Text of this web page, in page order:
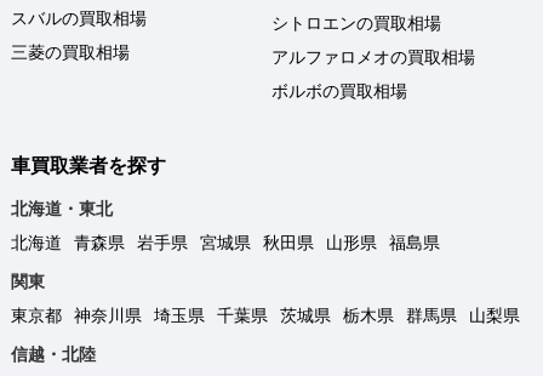
スバルの買取相場
三菱の買取相場
シトロエンの買取相場
アルファロメオの買取相場
ボルボの買取相場
車買取業者を探す
北海道・東北
北海道
青森県 岩手県 宮城県 秋田県 山形県
福島県
関東
東京都
神奈川県 埼玉県 千葉県 茨城県 栃木県 群馬県
山梨県
信越・北陸